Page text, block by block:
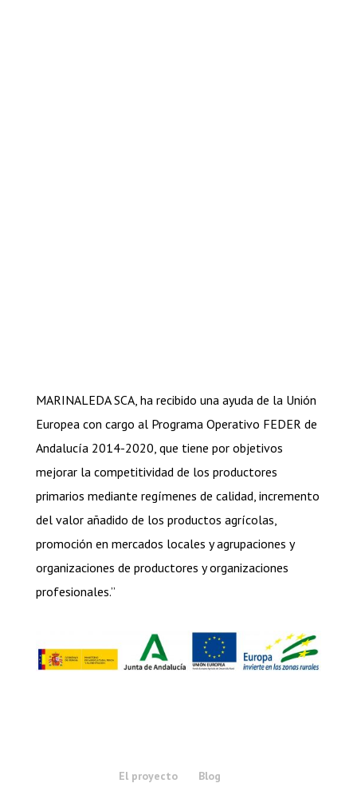
MARINALEDA SCA, ha recibido una ayuda de la Unión
Europea con cargo al Programa Operativo FEDER de
Andalucía 2014-2020, que tiene por objetivos
mejorar la competitividad de los productores
primarios mediante regímenes de calidad, incremento
del valor añadido de los productos agrícolas,
promoción en mercados locales y agrupaciones y
organizaciones de productores y organizaciones
profesionales.”
El proyecto
Blog